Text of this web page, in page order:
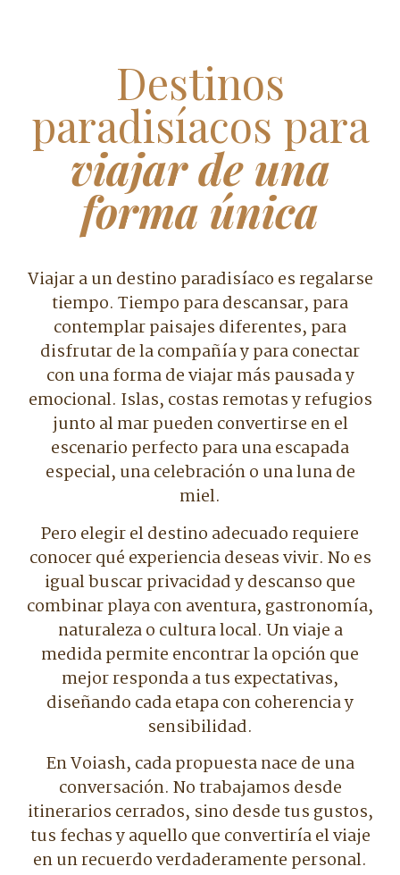
Destinos
paradisíacos para
viajar de una
forma única
Viajar a un destino paradisíaco es regalarse
tiempo. Tiempo para descansar, para
contemplar paisajes diferentes, para
disfrutar de la compañía y para conectar
con una forma de viajar más pausada y
emocional. Islas, costas remotas y refugios
junto al mar pueden convertirse en el
escenario perfecto para una escapada
especial, una celebración o una luna de
miel.
Pero elegir el destino adecuado requiere
conocer qué experiencia deseas vivir. No es
igual buscar privacidad y descanso que
combinar playa con aventura, gastronomía,
naturaleza o cultura local. Un viaje a
medida permite encontrar la opción que
mejor responda a tus expectativas,
diseñando cada etapa con coherencia y
sensibilidad.
En Voiash, cada propuesta nace de una
conversación. No trabajamos desde
itinerarios cerrados, sino desde tus gustos,
tus fechas y aquello que convertiría el viaje
en un recuerdo verdaderamente personal.